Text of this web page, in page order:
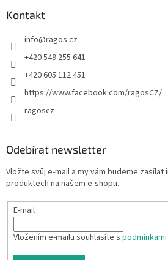
Kontakt
info@ragos.cz
+420 549 255 641
+420 605 112 451
https://www.facebook.com/ragosCZ/
ragoscz
Odebírat newsletter
Vložte svůj e-mail a my vám budeme zasílat
produktech na našem e-shopu.
E-mail
Vložením e-mailu souhlasíte s